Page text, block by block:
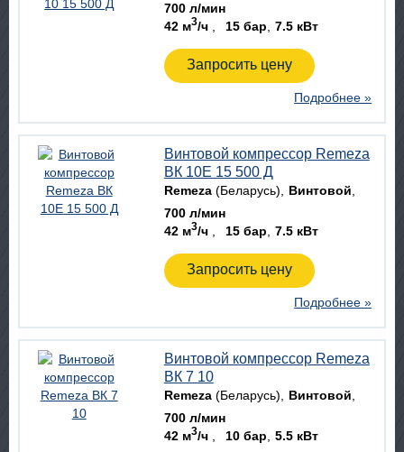
700 л/мин
42 м3/ч 15 бар 7.5 кВт
Запросить цену
Подробнее »
Винтовой компрессор Remeza
ВК 10E 15 500 Д
Remeza(Беларусь)
Винтовой
700 л/мин
42 м3/ч 15 бар 7.5 кВт
Запросить цену
Подробнее »
Винтовой компрессор Remeza
ВК 7 10
Remeza(Беларусь)
Винтовой
700 л/мин
42 м3/ч 10 бар 5.5 кВт